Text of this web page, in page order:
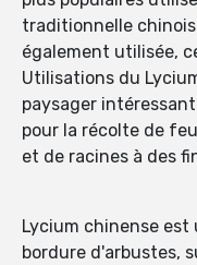
traditionnelle
également utilisée,
Utilisations du
paysager
pour la récolte de
et de racines à des
Lycium chinense
bordure d'arbustes,